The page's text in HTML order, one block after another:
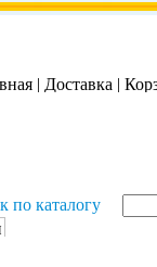
| Доставка |
по каталогу